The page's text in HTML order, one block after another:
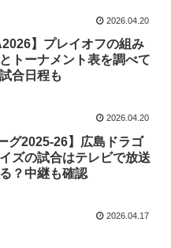
2026.04.20
】プレイオフの組み
トーナメント表を調べて
合日程も
2026.04.20
グ2025-26】広島ドラゴ
ズの試合はテレビで放送
？中継も確認
2026.04.17